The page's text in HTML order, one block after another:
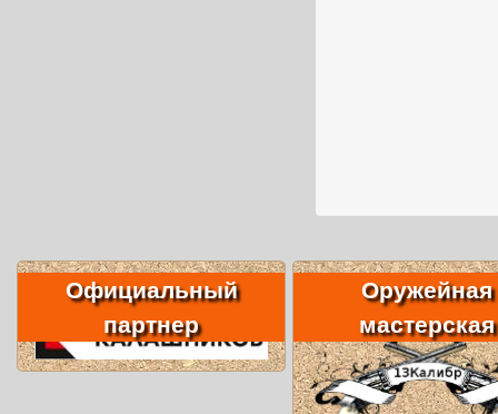
Официальный
партнер
Оружейная
мастерская